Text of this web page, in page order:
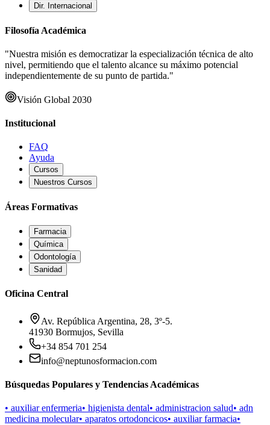
Dir. Internacional
Filosofía Académica
"Nuestra misión es democratizar la especialización técnica de alto
nivel, permitiendo que el talento alcance su máximo potencial
independientemente de su punto de partida."
Visión Global 2030
Institucional
FAQ
Ayuda
Cursos
Nuestros Cursos
Áreas Formativas
Farmacia
Química
Odontología
Sanidad
Oficina Central
Av. República Argentina, 28, 3º-5.
41930 Bormujos, Sevilla
+34 854 701 254
info@neptunosformacion.com
Búsquedas Populares y Tendencias Académicas
• auxiliar enfermeria• higienista dental• administracion salud• adn
medicina molecular• aparatos ortodoncicos• auxiliar farmacia•